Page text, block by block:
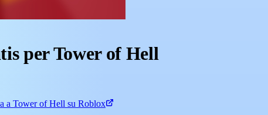
per Tower of Hell
a Tower of Hell su Roblox